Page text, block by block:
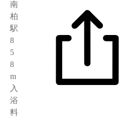
南
柏
駅
8
5
8
m
入
浴
料